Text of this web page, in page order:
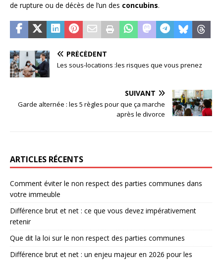
de rupture ou de décès de l’un des concubins.
PRÉCÉDENT
Les sous-locations :les risques que vous prenez
SUIVANT
Garde alternée : les 5 règles pour que ça marche
après le divorce
ARTICLES RÉCENTS
Comment éviter le non respect des parties communes dans
votre immeuble
Différence brut et net : ce que vous devez impérativement
retenir
Que dit la loi sur le non respect des parties communes
Différence brut et net : un enjeu majeur en 2026 pour les